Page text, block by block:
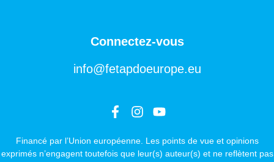
Connectez-vous
info@fetapdoeurope.eu
Financé par l’Union européenne. Les points de vue et opinions
exprimés n’engagent toutefois que leur(s) auteur(s) et ne reflètent pas